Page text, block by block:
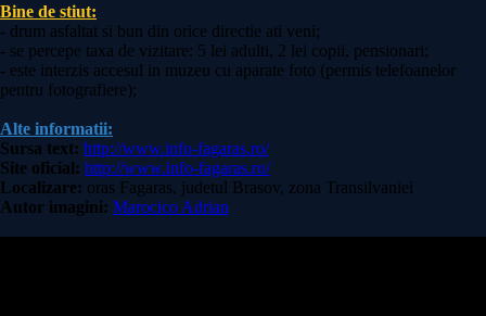
Bine de stiut:
- drum asfaltat si bun din orice directie ati veni;
- se percepe taxa de vizitare: 5 lei adulti, 2 lei copii, pensionari;
- este interzis accesul in muzeu cu aparate foto (permis telefoanelor
pentru fotografiere);
Alte informatii:
Sursa text: http://www.info-fagaras.ro/
Site oficial: http://www.info-fagaras.ro/
Localizare: oras Fagaras, judetul Brasov, zona Transilvaniei
Autor imagini: Marocico Adrian